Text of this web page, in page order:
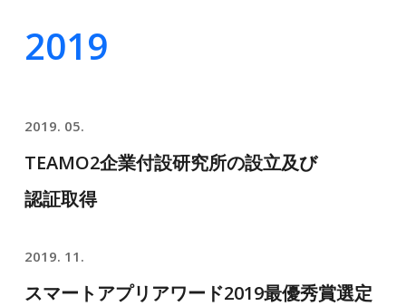
2019
2019. 05.
TEAMO2企業付設研究所の設立及び
認証取得
2019. 11.
スマートアプリアワード2019最優秀賞選定